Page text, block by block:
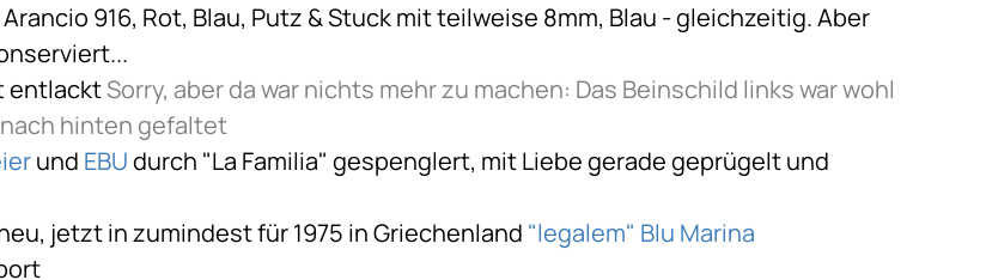
916, Rot, Blau, Putz & Stuck mit teilweise 8mm, Blau - gleichzeitig. Aber
entlacktSorry, aber da war nichts mehr zu machen: Das Beinschild links war wohl
hinten gefaltet
und EBUdurch "La Familia" gespenglert, mit Liebe gerade geprügelt und
jetzt in zumindest für 1975 in Griechenland "legalem" Blu Marina